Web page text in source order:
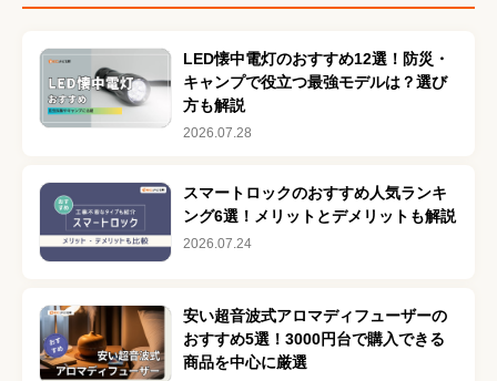
LED懐中電灯のおすすめ12選！防災・
キャンプで役立つ最強モデルは？選び
方も解説
2026.07.28
スマートロックのおすすめ人気ランキ
ング6選！メリットとデメリットも解説
2026.07.24
安い超音波式アロマディフューザーの
おすすめ5選！3000円台で購入できる
商品を中心に厳選